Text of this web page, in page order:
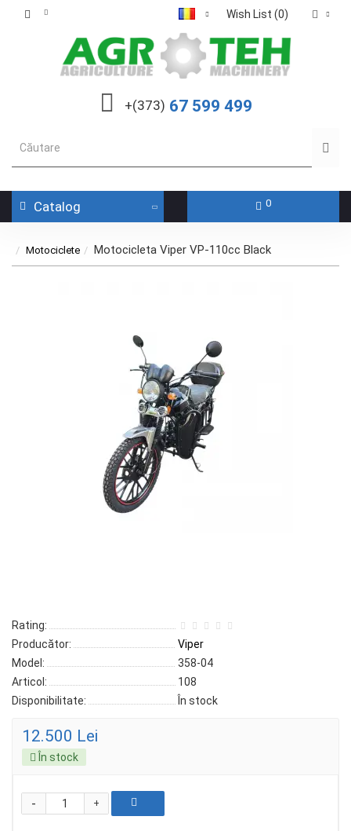
Wish List (0)
+(373) 67 599 499
Catalog 0
Motociclete Motocicleta Viper VP-110cc Black
Rating:
Producător:
Viper
Model:
358-04
Articol:
108
Disponibilitate:
În stock
12.500 Lei
În stock
+
-